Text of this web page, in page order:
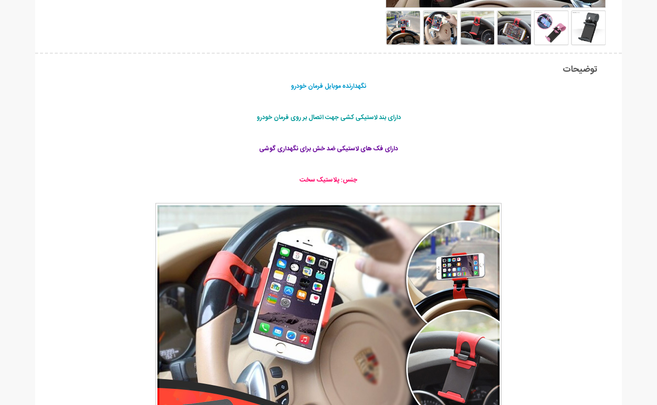
توضیحات
نگهدارنده موبایل فرمان خودرو
دارای بند لاستیکی کشی جهت اتصال بر روی فرمان خودرو
دارای فک های لاستیکی ضد خش برای نگهداری گوشی
جنس: پلاستیک سخت